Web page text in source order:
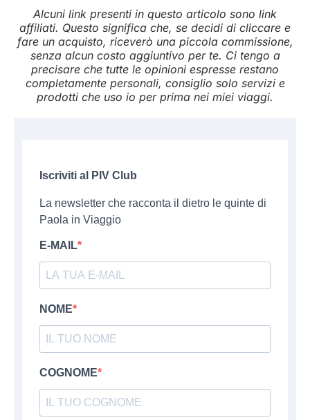
Alcuni link presenti in questo articolo sono link
affiliati. Questo significa che, se decidi di cliccare e
fare un acquisto, riceverò una piccola commissione,
senza alcun costo aggiuntivo per te. Ci tengo a
precisare che tutte le opinioni espresse restano
completamente personali, consiglio solo servizi e
prodotti che uso io per prima nei miei viaggi.
Iscriviti al PIV Club
La newsletter che racconta il dietro le quinte di
Paola in Viaggio
E-MAIL
NOME
COGNOME